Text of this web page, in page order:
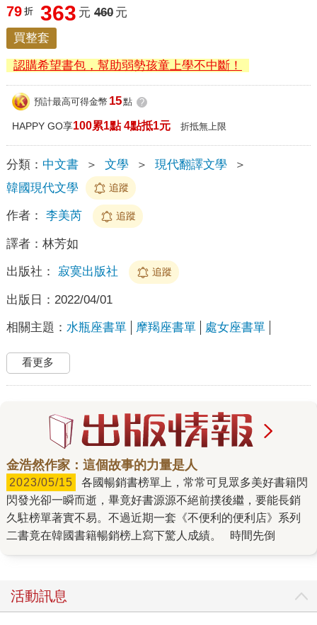
79 折 363 元 460 元
買整套
認購希望書包，幫助弱勢孩童上學不中斷！
預計最高可得金幣 15點 ?
HAPPY GO享100累1點 4點抵1元 折抵無上限
分類： 中文書 ＞ 文學 ＞ 現代翻譯文學
＞
韓國現代文學
追蹤
作者： 李美芮 追蹤
譯者： 林芳如
出版社： 寂寞出版社 追蹤
出版日： 2022/04/01
相關主題： 水瓶座書單 摩羯座書單 處女座書單
看更多
金浩然作家：這個故事的力量是人
2023/05/15
閃發光卻一瞬而逝，畢竟好書源源不絕前撲後繼，要能長銷
久駐榜單著實不易。不過近期一套《不便利的便利店》系列
二書竟在韓國書籍暢銷榜上寫下驚人成績。 時間先倒
活動訊息